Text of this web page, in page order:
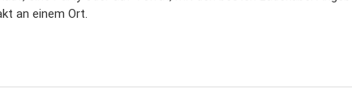
an einem Ort.